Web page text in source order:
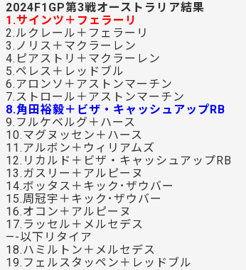
2024F1GP第3戦オーストラリア結果
1.サインツ＋フェラーリ
2.ルクレール＋フェラーリ
3.ノリス＋マクラーレン
4.ピアストリ＋マクラーレン
5.ペレス＋レッドブル
6.アロンソ＋アストンマーチン
7.ストロール＋アストンマーチン
8.角田裕毅＋ビザ・キャッシュアップRB
9.フルケベルグ＋ハース
10.マグヌッセン＋ハース
11.アルボン＋ウィリアムズ
12.リカルド＋ビザ・キャッシュアップRB
13.ガスリー＋アルピーヌ
14.ボッタス＋キック･ザウバー
15.周冠宇＋キック･ザウバー
16.オコン＋アルピーヌ
17.ラッセル＋メルセデス
—-以下リタイア
18.ハミルトン＋メルセデス
19.フェルスタッペン＋レッドブル